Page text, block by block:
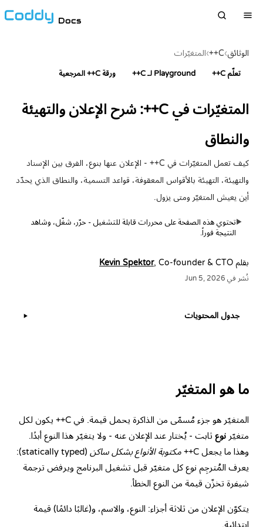
Docs
الوثائق›
C++
›المتغيّرات
تعلّم C++ Playground لـ C++ ورقة C++ المرجعية
المتغيّرات في C++: شرح الإعلان والتهيئة
والنطاق
كيف تعمل المتغيّرات في C++ - الإعلان عنها بنوع، الفرق بين الإسناد
والتهيئة، التهيئة بالأقواس المعقوفة، قواعد التسمية، والنطاق الذي يحدّد
أين يعيش المتغيّر ومتى يزول.
▶تحتوي هذه الصفحة على محررات قابلة للتشغيل - حرّر، شغّل، وشاهد
النتيجة فوراً.
بقلم Kevin Spektor, Co-founder & CTO
نُشر في Jun 5, 2026
ما هو المتغيّر
المتغيّر هو جزء مُسمّى من الذاكرة يحمل قيمة. في C++ يكون لكل
متغيّر نوع ثابت - يُختار عند الإعلان عنه - ولا يتغيّر هذا النوع أبدًا.
وهذا ما يجعل C++
مكتوبة الأنواع بشكل ساكن
(statically typed):
يعرف المُترجِم نوع كل متغيّر قبل تشغيل البرنامج ويرفض ترجمة
شيفرة تخزّن قيمة من النوع الخطأ.
يتكوّن الإعلان من ثلاثة أجزاء: النوع، والاسم، و(غالبًا دائمًا) قيمة
ابتدائية.
جدول المحتويات ▶